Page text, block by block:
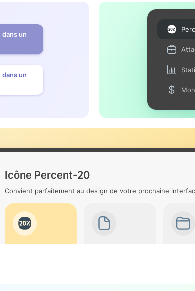
un
un
Icône Percent-20
Convient parfaitement au design de votre prochaine